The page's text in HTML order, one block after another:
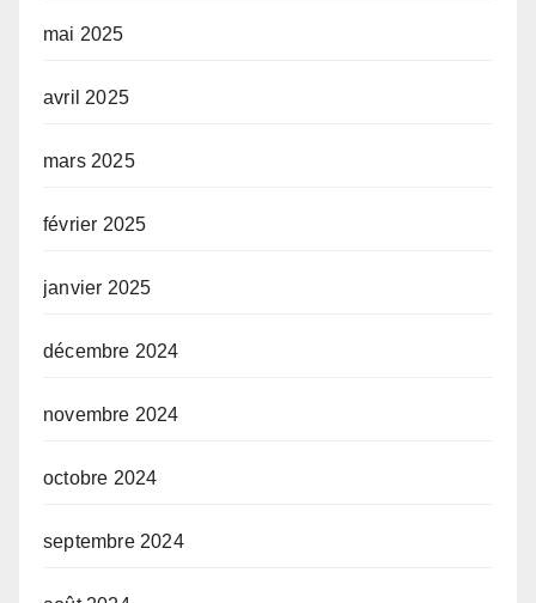
mai 2025
avril 2025
mars 2025
février 2025
janvier 2025
décembre 2024
novembre 2024
octobre 2024
septembre 2024